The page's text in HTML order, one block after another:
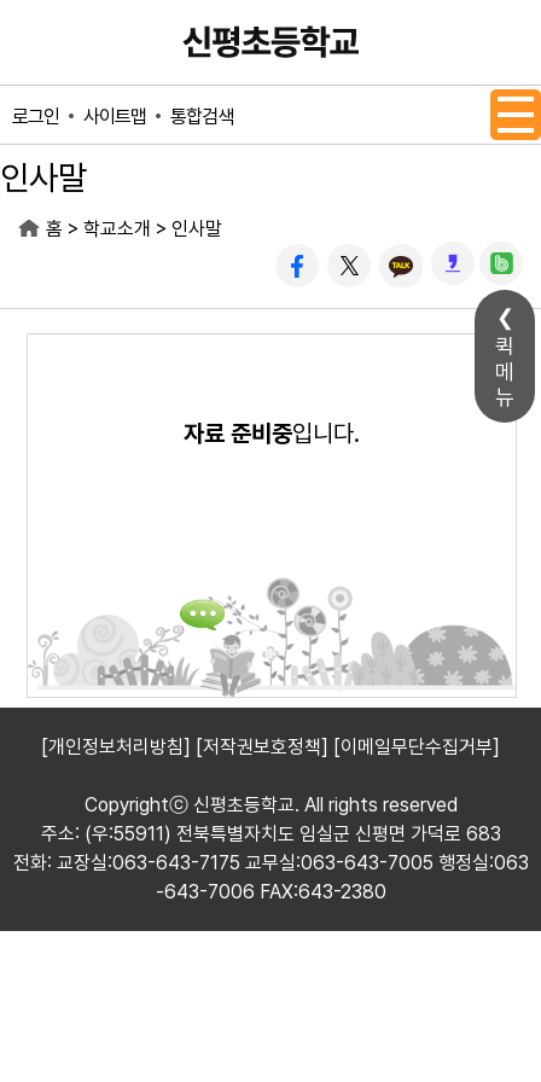
퀵
메
뉴
로그인 사이트맵 통합검색
인사말
홈 > 학교소개 > 인사말
자료 준비중입니다.
[개인정보처리방침] [저작권보호정책] [이메일무단수집거부]
Copyrightⓒ 신평초등학교. All rights reserved
주소: (우:55911) 전북특별자치도 임실군 신평면 가덕로 683
전화: 교장실:063-643-7175 교무실:063-643-7005 행정실:063
-643-7006 FAX:643-2380